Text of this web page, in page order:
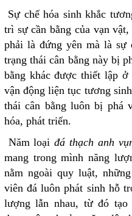
Sự chế hóa sinh khắc
trì sự cần bằng của vạn
phải là đứng yên mà là sự
trạng thái cân bằng này bị
bằng khác được thiết lập
vận động liện tục tương
thái cân bằng luôn bị phá
hóa, phát triển.
Năm loạiđá thạch anh
mang trong mình năng
nằm ngoài quy luật,
viên đá luôn phát sinh hỗ
lượng lẫn nhau, từ đó tạo